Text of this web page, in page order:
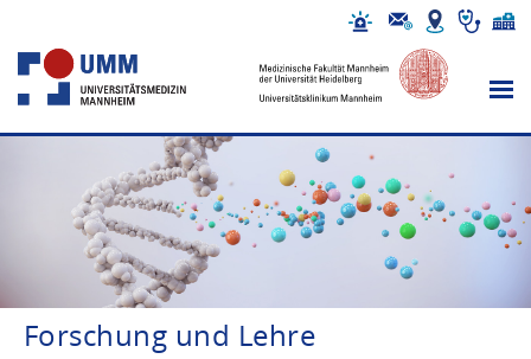
Forschung und Lehre